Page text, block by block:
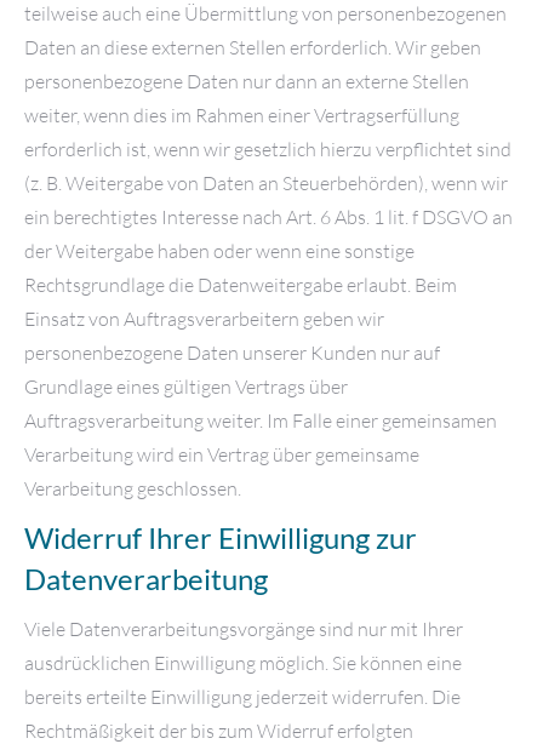
teilweise auch eine Übermittlung von personenbezogenen
Daten an diese externen Stellen erforderlich. Wir geben
personenbezogene Daten nur dann an externe Stellen
weiter, wenn dies im Rahmen einer Vertragserfüllung
erforderlich ist, wenn wir gesetzlich hierzu verpflichtet sind
(z. B. Weitergabe von Daten an Steuerbehörden), wenn wir
ein berechtigtes Interesse nach Art. 6 Abs. 1 lit. f DSGVO an
der Weitergabe haben oder wenn eine sonstige
Rechtsgrundlage die Datenweitergabe erlaubt. Beim
Einsatz von Auftragsverarbeitern geben wir
personenbezogene Daten unserer Kunden nur auf
Grundlage eines gültigen Vertrags über
Auftragsverarbeitung weiter. Im Falle einer gemeinsamen
Verarbeitung wird ein Vertrag über gemeinsame
Verarbeitung geschlossen.
Widerruf Ihrer Einwilligung zur
Datenverarbeitung
Viele Datenverarbeitungsvorgänge sind nur mit Ihrer
ausdrücklichen Einwilligung möglich. Sie können eine
bereits erteilte Einwilligung jederzeit widerrufen. Die
Rechtmäßigkeit der bis zum Widerruf erfolgten